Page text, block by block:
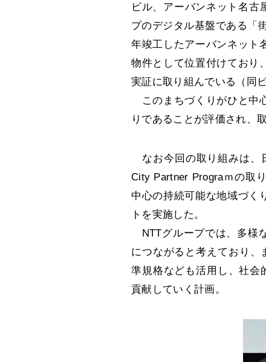
ビル、アーバンネット名古
プのデジタル基盤である「
年竣工したアーバンネット
物件として位置付けており
実証に取り組んでいる（同
このまちづくりがひと中
りであることが評価され、
なお今回の取り組みは、
City Partner Prograｍの取
中心の持続可能な地域づく
トを実施した。
NTTグループでは、多様
につながると考えており
準規格なども活用し、社会
貢献していく計画。